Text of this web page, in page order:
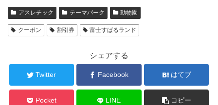
アスレチック テーマパーク 動物園
クーポン 割引券 富士すばるランド
シェアする
Twitter Facebook はてブ
Pocket LINE コピー